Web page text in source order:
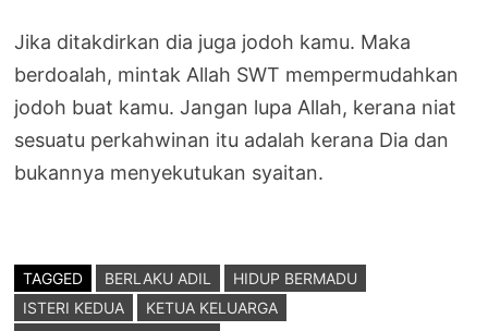
Jika ditakdirkan dia juga jodoh kamu. Maka
berdoalah, mintak Allah SWT mempermudahkan
jodoh buat kamu. Jangan lupa Allah, kerana niat
sesuatu perkahwinan itu adalah kerana Dia dan
bukannya menyekutukan syaitan.
TAGGED BERLAKU ADIL
HIDUP BERMADU
ISTERI KEDUA
KETUA KELUARGA